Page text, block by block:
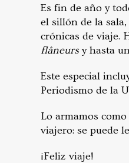
Es fin de año y
el sillón de la
crónicas de viaje.
flâneursy hasta
Este especial
Periodismo de la
Lo armamos
viajero: se puede
¡Feliz viaje!